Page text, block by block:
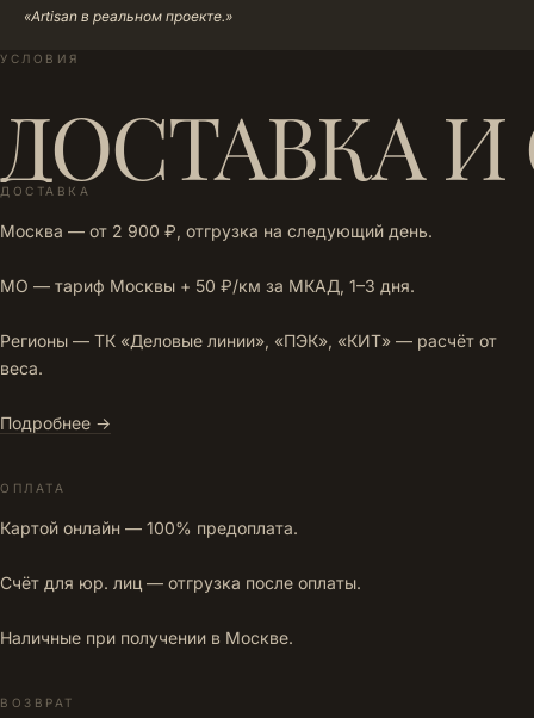
«Artisan в реальном проекте.»
УСЛОВИЯ
ДОСТАВКА
ДОСТАВКА
Москва — от 2 900 ₽, отгрузка на следующий день.
МО — тариф Москвы + 50 ₽/км за МКАД, 1–3 дня.
Регионы — ТК «Деловые линии», «ПЭК», «КИТ» — расчёт от
веса.
Подробнее →
ОПЛАТА
Картой онлайн — 100% предоплата.
Счёт для юр. лиц — отгрузка после оплаты.
Наличные при получении в Москве.
ВОЗВРАТ